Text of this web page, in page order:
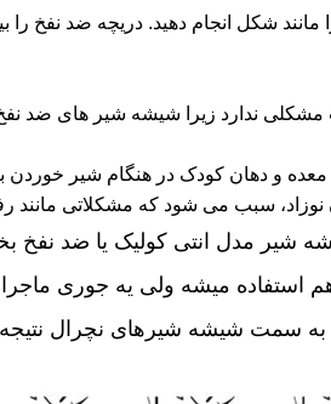
مانند شکل انجام دهید. دریچه ضد
سبب می شود که مشکلاتی مانند
مدل انتی کولیک یا ضد نفخ
استفاده میشه ولی یه جوری
سمت شیشه شیرهای نچرال نتیجه